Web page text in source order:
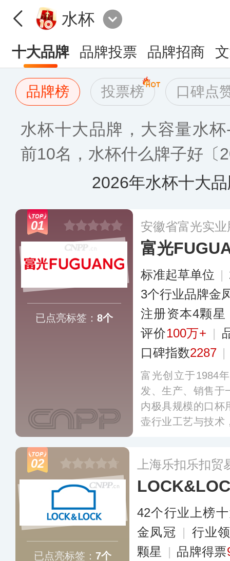
水杯
十大品牌 品牌投票 品牌招商
品牌榜 投票榜 口碑点
水杯十大品牌，大容量水
前10名，水杯什么牌子好〔
2026年水杯十大
01
已点亮标签： 8个
安徽省富光实
富光
标准起草单位 |
3个行业品牌金
注册资本4颗星
评价100万+ |
口碑指数2287 |
富光创立于1984
发、生产、销售于
内极具规模的口杯
壶行业工艺与技术
壶、咖啡杯、塑料
动健身、户外出
02
已点亮标签： 7个
上海乐扣乐扣贸
42个行业上榜
金凤冠 | 行业
颗星
| 品牌得票